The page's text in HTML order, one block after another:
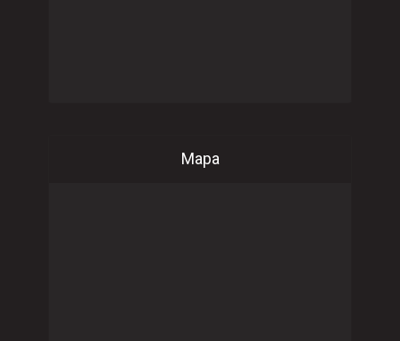
Mapa